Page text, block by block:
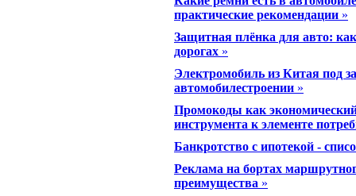
практические рекомендации »
Защитная плёнка для авто:
дорогах »
Электромобиль из Китая под
автомобилестроении »
Промокоды как
инструмента к элементе
Банкротство с ипотекой -
Реклама на бортах
преимущества »